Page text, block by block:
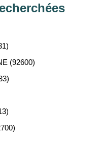
(92600)